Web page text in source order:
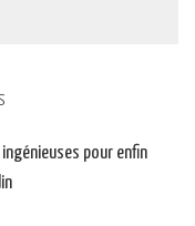
pour enfin